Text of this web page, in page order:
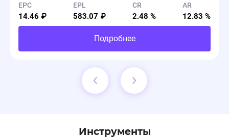
EPC
14.46 ₽
EPL
583.07 ₽
CR
2.48 %
AR
12.83 %
Подробнее
Инструменты